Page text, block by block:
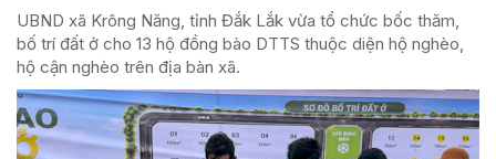
UBND xã Krông Năng, tỉnh Đắk Lắk vừa tổ chức bốc thăm,
bố trí đất ở cho 13 hộ đồng bào DTTS thuộc diện hộ nghèo,
hộ cận nghèo trên địa bàn xã.